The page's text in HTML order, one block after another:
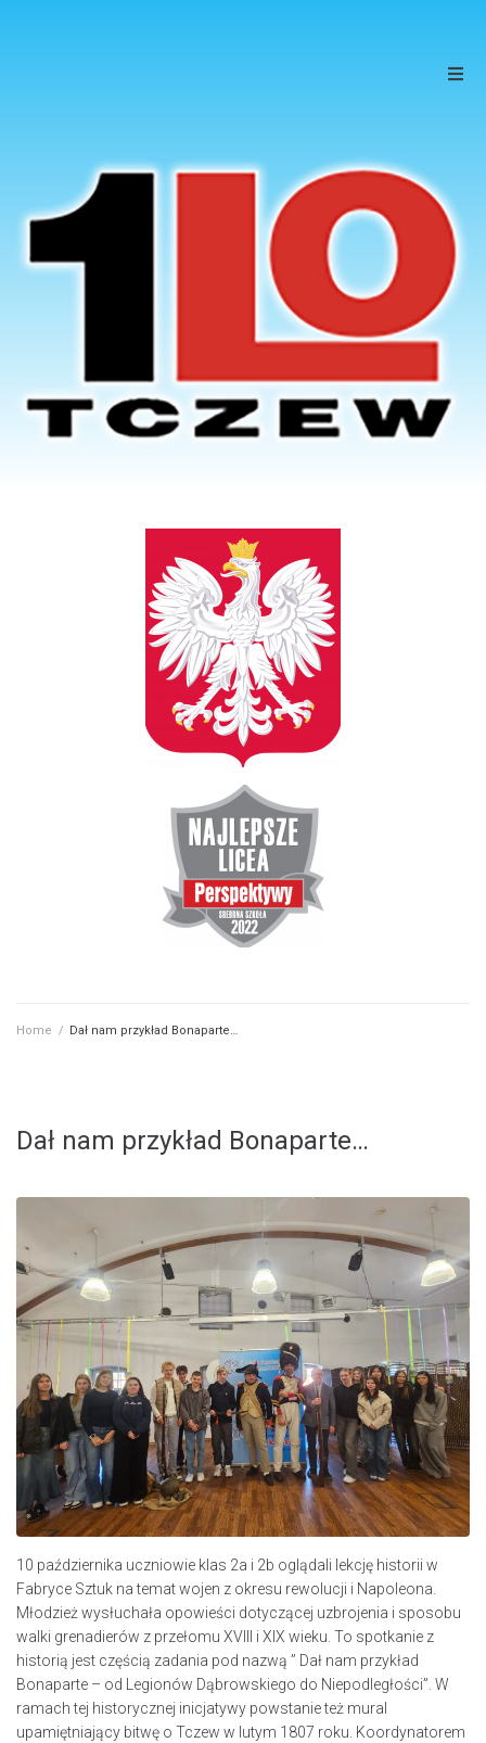
Uczniowie
Home / Dał nam przykład Bonaparte…
Dał nam przykład Bonaparte…
10 października uczniowie klas 2a i 2b oglądali lekcję historii w
Fabryce Sztuk na temat wojen z okresu rewolucji i Napoleona.
Młodzież wysłuchała opowieści dotyczącej uzbrojenia i sposobu
walki grenadierów z przełomu XVIII i XIX wieku. To spotkanie z
historią jest częścią zadania pod nazwą ” Dał nam przykład
Bonaparte – od Legionów Dąbrowskiego do Niepodległości”. W
ramach tej historycznej inicjatywy powstanie też mural
upamiętniający bitwę o Tczew w lutym 1807 roku. Koordynatorem